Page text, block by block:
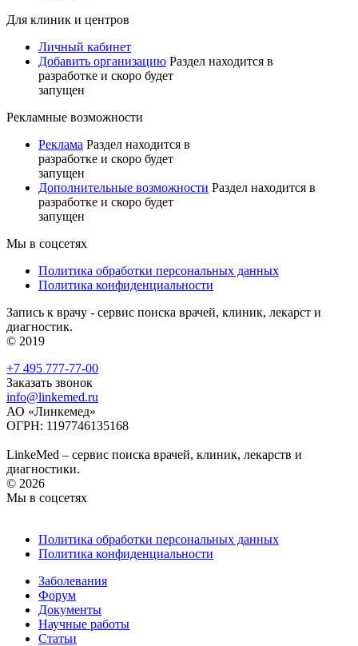
Для клиник и центров
Личный кабинет
Добавить организацию Раздел находится в
разработке и скоро будет
запущен
Рекламные возможности
Реклама Раздел находится в
разработке и скоро будет
запущен
Дополнительные возможности Раздел находится в
разработке и скоро будет
запущен
Мы в соцсетях
Политика обработки персональных данных
Политика конфиденциальности
Запись к врачу - сервис поиска врачей, клиник, лекарст и
диагностик.
© 2019
+7 495 777-77-00
Заказать звонок
info@linkemed.ru
АО «Линкемед»
ОГРН: 1197746135168
LinkeMed – сервис поиска врачей, клиник, лекарств и
диагностики.
© 2026
Мы в соцсетях
Политика обработки персональных данных
Политика конфиденциальности
Заболевания
Форум
Документы
Научные работы
Статьи